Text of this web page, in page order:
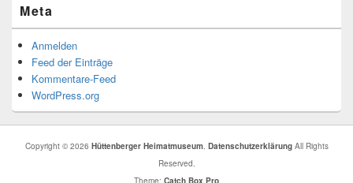
Meta
Anmelden
Feed der Einträge
Kommentare-Feed
WordPress.org
Copyright © 2026 Hüttenberger Heimatmuseum. DatenschutzerklärungAll Rights
Reserved.
Theme: Catch Box Pro